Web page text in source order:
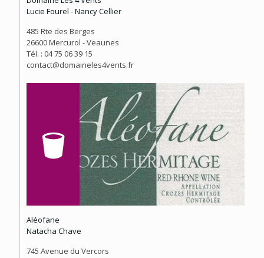
Lucie Fourel - Nancy Cellier
485 Rte des Berges
26600 Mercurol - Veaunes
Tél. : 04 75 06 39 15
contact@domaineles4vents.fr
Aléofane
Natacha Chave
745 Avenue du Vercors